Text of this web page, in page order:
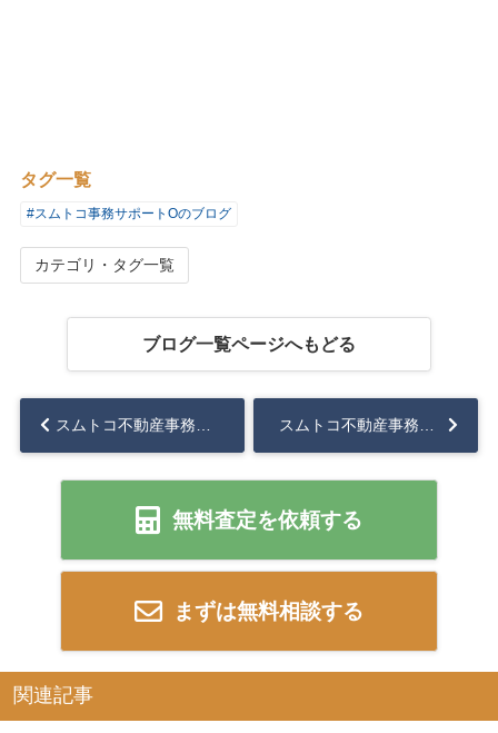
タグ一覧
#スムトコ事務サポートOのブログ
カテゴリ・タグ一覧
ブログ一覧ページへもどる
無料査定を依頼する
まずは無料相談する
関連記事